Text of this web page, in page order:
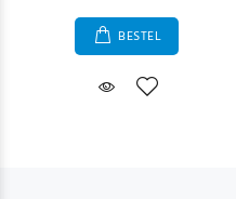
BESTEL